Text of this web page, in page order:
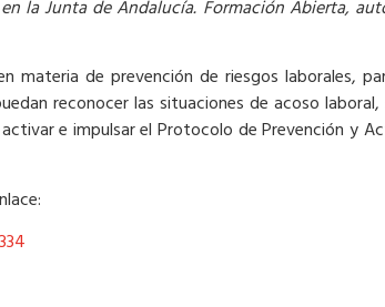
la Junta de Andalucía. Formación Abierta,
de prevención de riesgos laborales,
reconocer las situaciones de acoso
e impulsar el Protocolo de Prevención y